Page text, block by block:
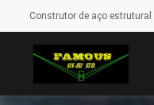
Construtor de aço estrutural